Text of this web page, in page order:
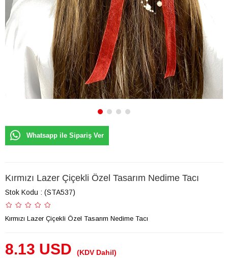
Whatsapp ile Sipariş Ver
Kırmızı Lazer Çiçekli Özel Tasarım Nedime Tacı
Stok Kodu (STA537)
Kırmızı Lazer Çiçekli Özel Tasarım Nedime Tacı
8.13 USD (KDV Dahil)